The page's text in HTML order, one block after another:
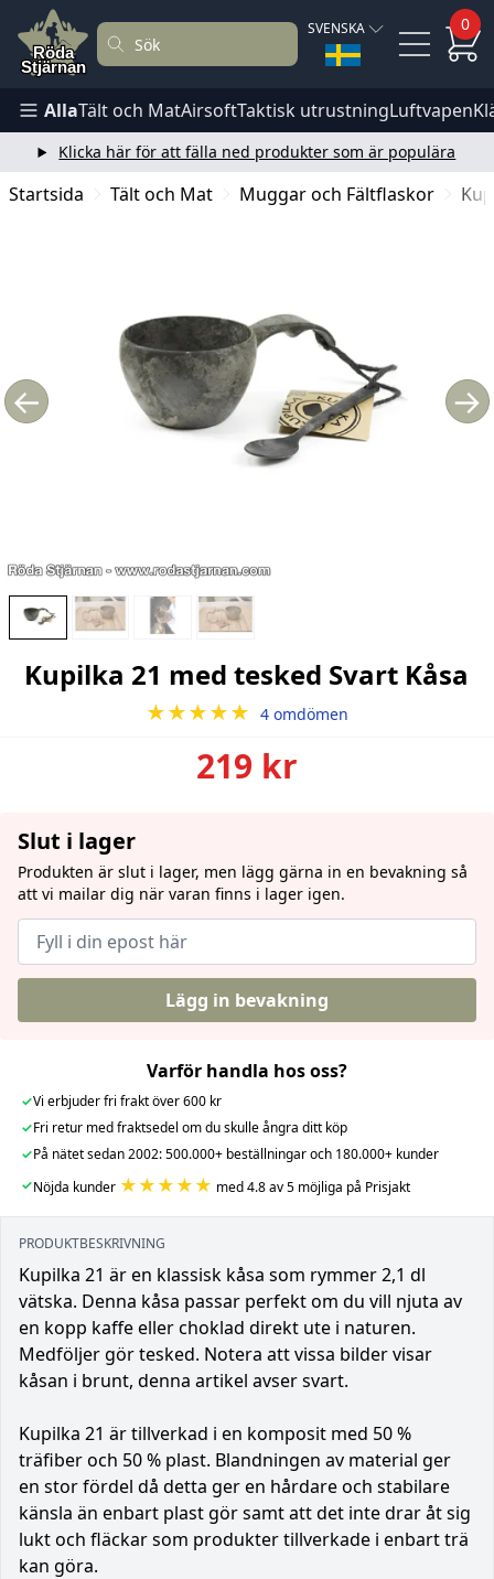
SVENSKA 0
AllaTält och MatAirsoftTaktisk utrustningLuftvapen
Klicka här för att fälla ned produkter som är populära
Startsida Tält och Mat Muggar och Fältflaskor
← →
Kupilka 21 med tesked Svart Kåsa
★★★★★ 4 omdömen
219 kr
Slut i lager
Produkten är slut i lager, men lägg gärna in en bevakning så
att vi mailar dig när varan finns i lager igen.
Lägg in bevakning
Varför handla hos oss?
✓Vi erbjuder fri frakt över 600 kr
✓Fri retur med fraktsedel om du skulle ångra ditt köp
✓På nätet sedan 2002: 500.000+ beställningar och 180.000+ kunder
✓Nöjda kunder ★★★★★ med 4.8 av 5 möjliga på Prisjakt
PRODUKTBESKRIVNING
Kupilka 21 är en klassisk kåsa som rymmer 2,1 dl
vätska. Denna kåsa passar perfekt om du vill njuta av
en kopp kaffe eller choklad direkt ute i naturen.
Medföljer gör tesked. Notera att vissa bilder visar
kåsan i brunt, denna artikel avser svart.
Kupilka 21 är tillverkad i en komposit med 50 %
träfiber och 50 % plast. Blandningen av material ger
en stor fördel då detta ger en hårdare och stabilare
känsla än enbart plast gör samt att det inte drar åt sig
lukt och fläckar som produkter tillverkade i enbart trä
kan göra.